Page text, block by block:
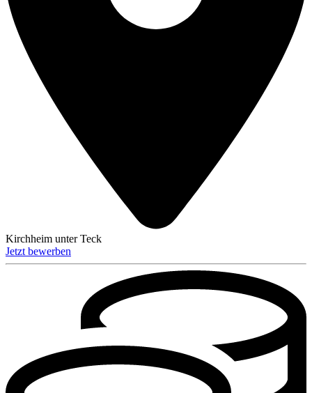
Kirchheim unter Teck
Jetzt bewerben